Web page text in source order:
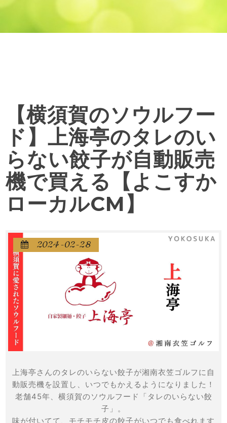
【横須賀のソウルフー
ド】上海亭のタレのい
らない餃子が自動販売
機で買える【よこすか
ローカルCM】
 2024-02-28
上海亭さんのタレのいらない餃子が湘南衣笠ゴルフに自
動販売機を設置し、いつでもかえるようになりました！
老舗45年、横須賀のソウルフード「タレのいらない餃
子」。
味が付いてて、モチモチ皮の餃子がいつでも食べれます